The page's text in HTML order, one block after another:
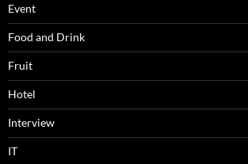
Event
Food and Drink
Fruit
Hotel
Interview
IT